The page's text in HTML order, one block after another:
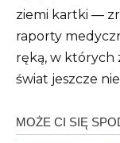
ziemi kartki —
raporty
ręką, w których
świat jeszcze nie